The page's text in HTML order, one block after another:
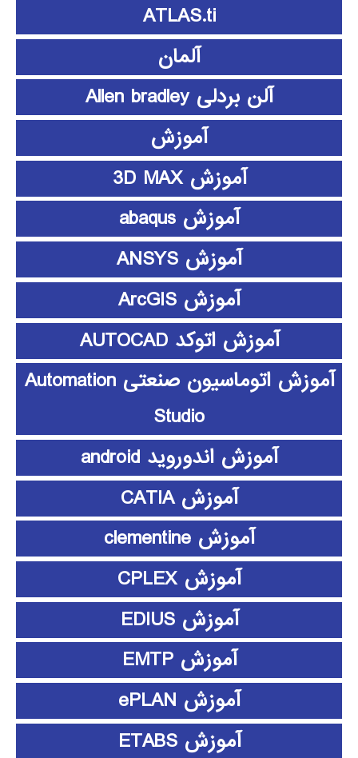
ATLAS.ti
آلمان
آلن بردلی Allen bradley
آموزش
آموزش 3D MAX
آموزش abaqus
آموزش ANSYS
آموزش ArcGIS
آموزش اتوکد AUTOCAD
آموزش اتوماسیون صنعتی Automation
Studio
آموزش اندوروید android
آموزش CATIA
آموزش clementine
آموزش CPLEX
آموزش EDIUS
آموزش EMTP
آموزش ePLAN
آموزش ETABS